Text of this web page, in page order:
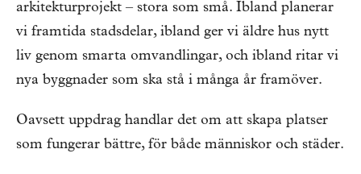
arkitekturprojekt – stora som små. Ibland planerar
vi framtida stadsdelar, ibland ger vi äldre hus nytt
liv genom smarta omvandlingar, och ibland ritar vi
nya byggnader som ska stå i många år framöver.
Oavsett uppdrag handlar det om att skapa platser
som fungerar bättre, för både människor och städer.